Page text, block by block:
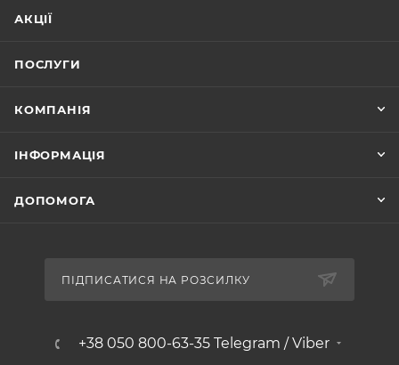
АКЦІЇ
ПОСЛУГИ
КОМПАНІЯ
ІНФОРМАЦІЯ
ДОПОМОГА
ПІДПИСАТИСЯ НА РОЗСИЛКУ
+38 050 800-63-35 Telegram / Viber